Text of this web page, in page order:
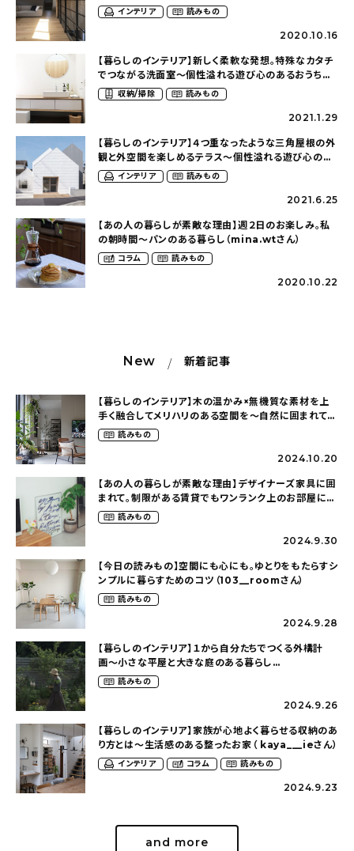
（srms_houseさん）
インテリア 読みもの
2020.10.16
【暮らしのインテリア】新しく柔軟な発想。特殊なカタチ
でつながる洗面室〜個性溢れる遊び心のあるおうち
（osssaa_12さん）
収納/掃除 読みもの
2021.1.29
【暮らしのインテリア】４つ重なったような三角屋根の外
観と外空間を楽しめるテラス〜個性溢れる遊び心のあ
るおうち（osssaa_12さん）
インテリア 読みもの
2021.6.25
【あの人の暮らしが素敵な理由】週２日のお楽しみ。私
の朝時間〜パンのある暮らし（mina.wtさん）
コラム 読みもの
2020.10.22
New 新着記事
【暮らしのインテリア】木の温かみ×無機質な素材を上
手く融合してメリハリのある空間を〜自然に囲まれて暮
らす（ki_no_ieさん）
読みもの
2024.10.20
【あの人の暮らしが素敵な理由】デザイナーズ家具に囲
まれて。制限がある賃貸でもワンランク上のお部屋に〜
狭くても好きな暮らしのこと（_____chika708さん）
読みもの
2024.9.30
【今日の読みもの】空間にも心にも。ゆとりをもたらすシ
ンプルに暮らすためのコツ（103__roomさん）
読みもの
2024.9.28
【暮らしのインテリア】１から自分たちでつくる外構計
画〜小さな平屋と大きな庭のある暮らし
（tsumikiniwaさん）
読みもの
2024.9.26
【暮らしのインテリア】家族が心地よく暮らせる収納のあ
り方とは〜生活感のある整ったお家（ kaya___ieさん）
インテリア コラム 読みもの
2024.9.23
and more